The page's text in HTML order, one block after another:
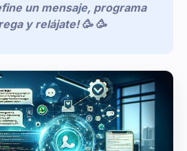
un mensaje, programa
y relájate! 🥳 🥳